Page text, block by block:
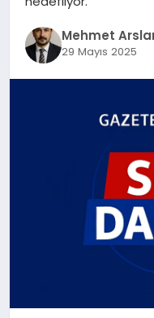
DÜNYA
Mehmet
29 Mayıs 2025